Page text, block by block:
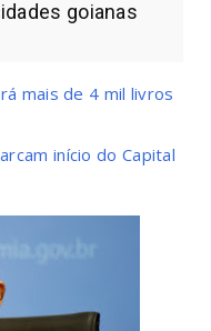
goianas
mais de 4 mil livros
início do Capital